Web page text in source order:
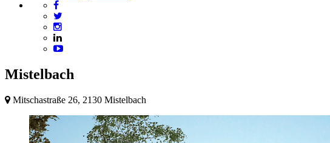
Mistelbach
Mitschastraße 26, 2130 Mistelbach